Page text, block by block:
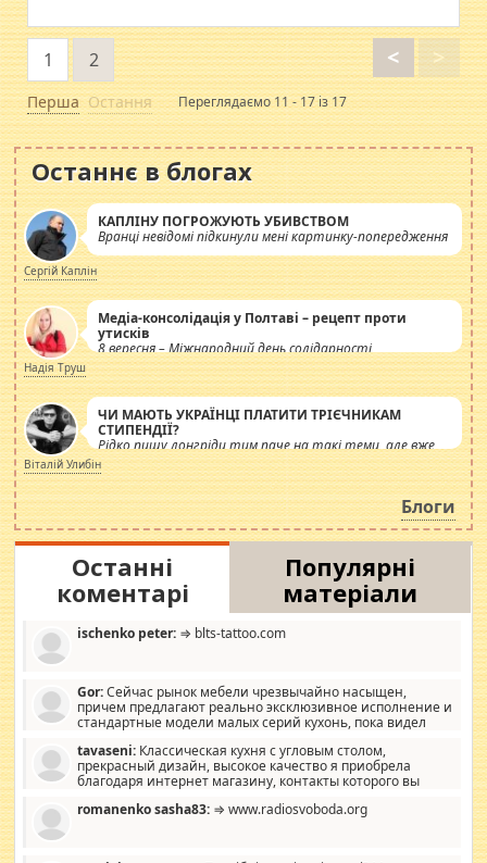
Перша
<
1 2 >
Остання Переглядаємо 11 - 17 із 17
Останнє в блогах
КАПЛІНУ ПОГРОЖУЮТЬ УБИВСТВОМ
Вранці невідомі підкинули мені картинку-попередження
Сергій Каплін
Медіа-консолідація у Полтаві – рецепт проти
утисків
8 вересня – Міжнародний день солідарності
журналістів.
Надія Труш
ЧИ МАЮТЬ УКРАЇНЦІ ПЛАТИТИ ТРІЄЧНИКАМ
СТИПЕНДІЇ?
Рідко пишу лонгріди тим паче на такі теми, але вже
просто дістало! Обурюють сьогоднішні інсенуації
навколо стипендіального питання. Штучно
роздувається ще одна соціальна катастрофа.
Віталій Улибін
Блоги
Останні
коментарі
Популярні
матеріали
ischenko peter: ⇒ blts-tattoo.com
Gor:Сейчас рынок мебели чрезвычайно насыщен,
причем предлагают реально эксклюзивное исполнение и
стандартные модели малых серий кухонь, пока видел
стандартные формы, в MebelOk, креативненько и что главное -
со вкусом все в порядке, без ненужных наворотов удорожающих
мебель, а это не последний фактор.
tavaseni: Классическая кухня с угловым столом,
прекрасный дизайн, высокое качество я приобрела
благодаря интернет магазину, контакты которого вы
romanenko sasha83: ⇒ www.radiosvoboda.org